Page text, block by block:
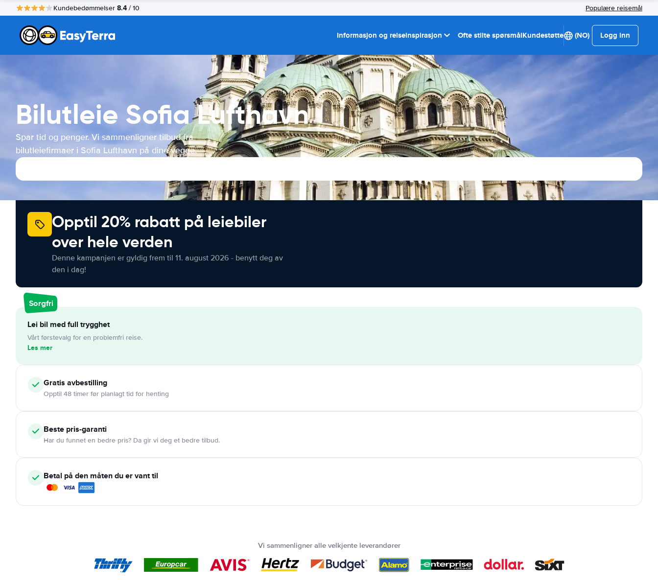
Kundebedømmelser 8.4 / 10 Populære reisemål
Informasjon og reiseinspirasjon Ofte stilte spørsmålKundestøtte (NO) Logg inn
Bilutleie Sofia Lufthavn
Spar tid og penger. Vi sammenligner tilbud fra
bilutleiefirmaer i Sofia Lufthavn på dine vegne.
Opptil 20% rabatt på leiebiler
over hele verden
Denne kampanjen er gyldig frem til 11. august 2026 - benytt deg av
den i dag!
Sorgfri
Lei bil med full trygghet
Vårt førstevalg for en problemfri reise.
Les mer
Gratis avbestilling
Opptil 48 timer før planlagt tid for henting
Beste pris-garanti
Har du funnet en bedre pris? Da gir vi deg et bedre tilbud.
Betal på den måten du er vant til
Vi sammenligner alle velkjente leverandører